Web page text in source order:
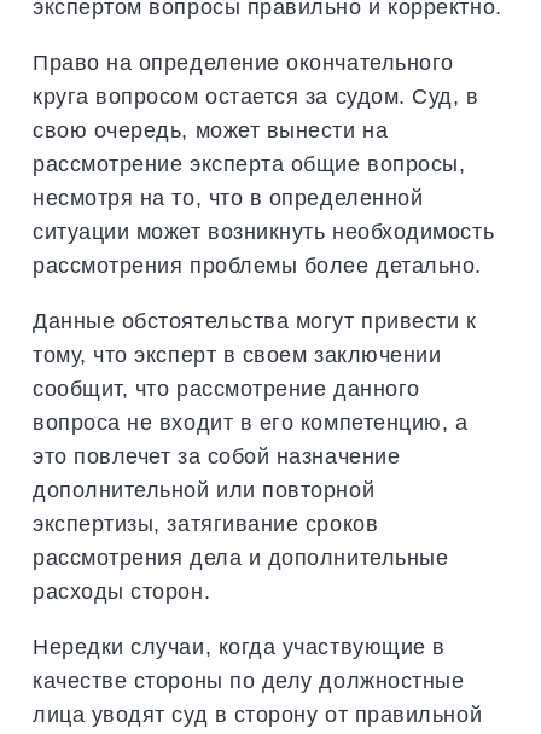
экспертом вопросы правильно и корректно.
Право на определение окончательного
круга вопросом остается за судом. Суд, в
свою очередь, может вынести на
рассмотрение эксперта общие вопросы,
несмотря на то, что в определенной
ситуации может возникнуть необходимость
рассмотрения проблемы более детально.
Данные обстоятельства могут привести к
тому, что эксперт в своем заключении
сообщит, что рассмотрение данного
вопроса не входит в его компетенцию, а
это повлечет за собой назначение
дополнительной или повторной
экспертизы, затягивание сроков
рассмотрения дела и дополнительные
расходы сторон.
Нередки случаи, когда участвующие в
качестве стороны по делу должностные
лица уводят суд в сторону от правильной